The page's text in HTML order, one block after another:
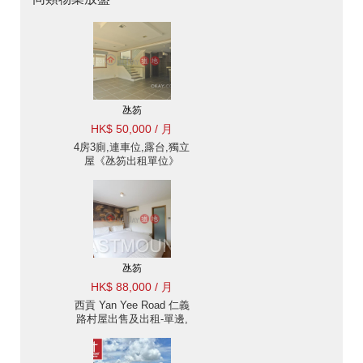
氹笏
HK$ 50,000 / 月
4房3廁,連車位,露台,獨立
屋《氹笏出租單位》
氹笏
HK$ 88,000 / 月
西貢 Yan Yee Road 仁義
路村屋出售及出租-單邊,